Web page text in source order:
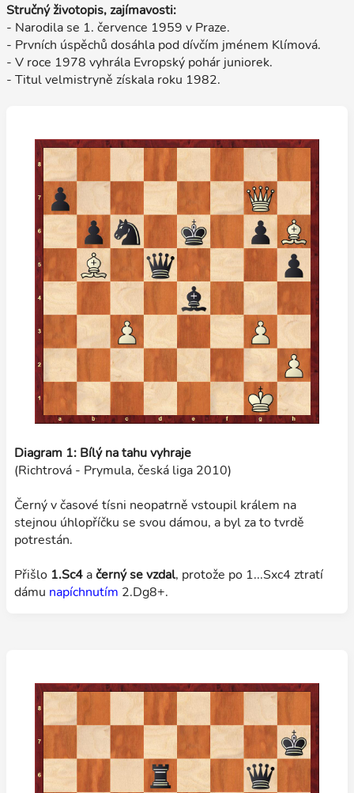
Stručný životopis, zajímavosti:
- Narodila se 1. července 1959 v Praze.
- Prvních úspěchů dosáhla pod dívčím jménem Klímová.
- V roce 1978 vyhrála Evropský pohár juniorek.
- Titul velmistryně získala roku 1982.
Diagram 1: Bílý na tahu vyhraje
(Richtrová - Prymula, česká liga 2010)
Černý v časové tísni neopatrně vstoupil králem na
stejnou úhlopříčku se svou dámou, a byl za to tvrdě
potrestán.
Přišlo 1.Sc4ačerný se vzdal, protože po 1...Sxc4 ztratí
dámu napíchnutím 2.Dg8+.